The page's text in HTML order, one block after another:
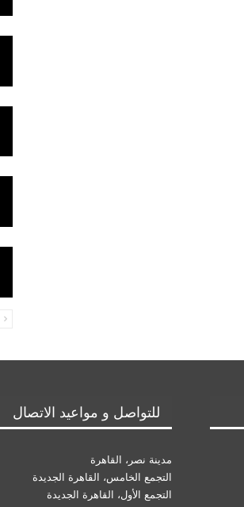
للتواصل و مواعيد الاتصال
مدينة نصر، القاهرة
التجمع الخامس، القاهرة الجديدة
التجمع الأول، القاهرة الجديدة